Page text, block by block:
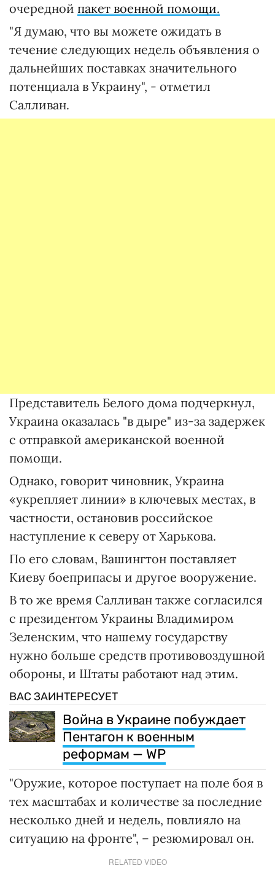
очередной пакет военной помощи.
"Я думаю, что вы можете ожидать в
течение следующих недель объявления о
дальнейших поставках значительного
потенциала в Украину", - отметил
Салливан.
Представитель Белого дома подчеркнул,
Украина оказалась "в дыре" из-за задержек
с отправкой американской военной
помощи.
Однако, говорит чиновник, Украина
«укрепляет линии» в ключевых местах, в
частности, остановив российское
наступление к северу от Харькова.
По его словам, Вашингтон поставляет
Киеву боеприпасы и другое вооружение.
В то же время Салливан также согласился
с президентом Украины Владимиром
Зеленским, что нашему государству
нужно больше средств противовоздушной
обороны, и Штаты работают над этим.
ВАС ЗАИНТЕРЕСУЕТ
Война в Украине побуждает
Пентагон к военным
реформам — WP
"Оружие, которое поступает на поле боя в
тех масштабах и количестве за последние
несколько дней и недель, повлияло на
ситуацию на фронте", – резюмировал он.
RELATED VIDEO